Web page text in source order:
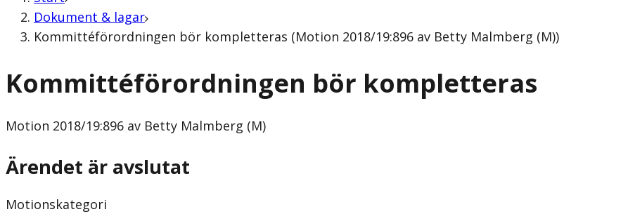
Dokument & lagar
Kommittéförordningen bör kompletteras (Motion 2018/19:896 av Betty Malmberg (M))
Kommittéförordningen bör kompletteras
Motion 2018/19:896 av Betty Malmberg (M)
Ärendet är avslutat
Motionskategori